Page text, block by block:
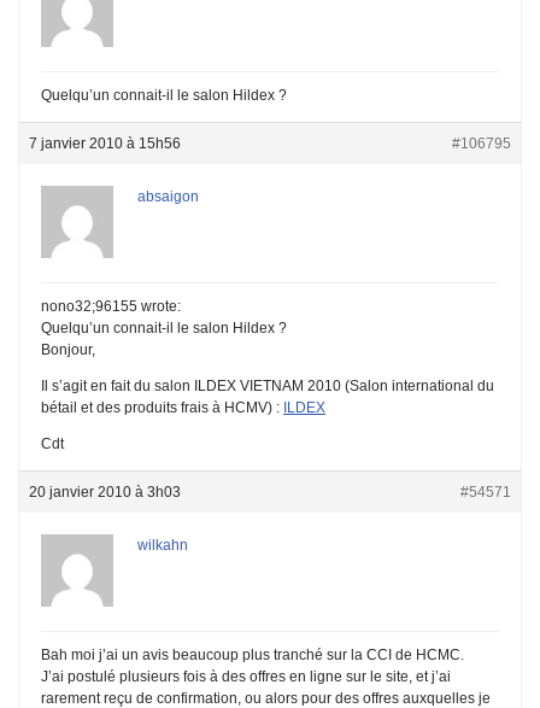
Quelqu’un connait-il le salon Hildex ?
7 janvier 2010 à 15h56 #106795
absaigon
nono32;96155 wrote:
Quelqu’un connait-il le salon Hildex ?
Bonjour,
Il s’agit en fait du salon ILDEX VIETNAM 2010 (Salon international du
bétail et des produits frais à HCMV) : ILDEX
Cdt
20 janvier 2010 à 3h03 #54571
wilkahn
Bah moi j’ai un avis beaucoup plus tranché sur la CCI de HCMC.
J’ai postulé plusieurs fois à des offres en ligne sur le site, et j’ai
rarement reçu de confirmation, ou alors pour des offres auxquelles je